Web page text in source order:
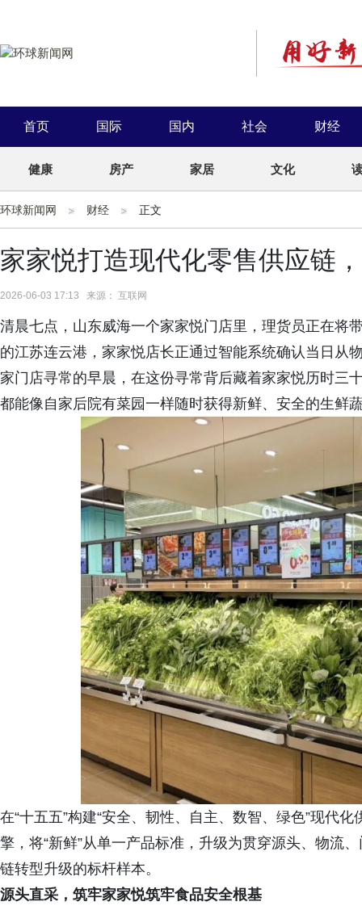
首页 国际 国内 社会 财经
健康 房产 家居 文化
环球新闻网 财经 正文
家家悦打造现代化零售供应链
2026-06-03 17:13 来源： 互联网
清晨七点，山东威海一个家家悦门店里，理货员正在将
的江苏连云港，家家悦店长正通过智能系统确认当日从
家门店寻常的早晨，在这份寻常背后藏着家家悦历时三
都能像自家后院有菜园一样随时获得新鲜、安全的生鲜
在“十五五”构建“安全、韧性、自主、数智、绿色”现代
擎，将“新鲜”从单一产品标准，升级为贯穿源头、物流
链转型升级的标杆样本。
源头直采，筑牢家家悦筑牢食品安全根基